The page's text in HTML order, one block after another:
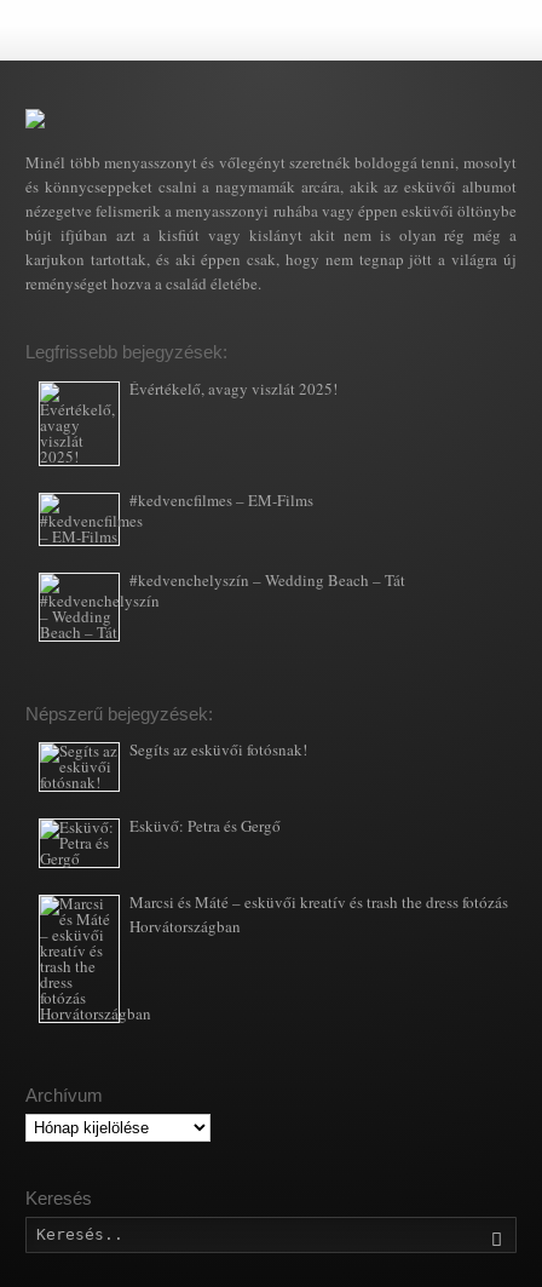
Minél több menyasszonyt és vőlegényt szeretnék boldoggá tenni, mosolyt
és könnycseppeket csalni a nagymamák arcára, akik az esküvői albumot
nézegetve felismerik a menyasszonyi ruhába vagy éppen esküvői öltönybe
bújt ifjúban azt a kisfiút vagy kislányt akit nem is olyan rég még a
karjukon tartottak, és aki éppen csak, hogy nem tegnap jött a világra új
reménységet hozva a család életébe.
Legfrissebb bejegyzések:
Évértékelő, avagy viszlát 2025!
#kedvencfilmes – EM-Films
#kedvenchelyszín – Wedding Beach – Tát
Népszerű bejegyzések:
Segíts az esküvői fotósnak!
Esküvő: Petra és Gergő
Marcsi és Máté – esküvői kreatív és trash the dress fotózás
Horvátországban
Archívum
Archívum
Keresés